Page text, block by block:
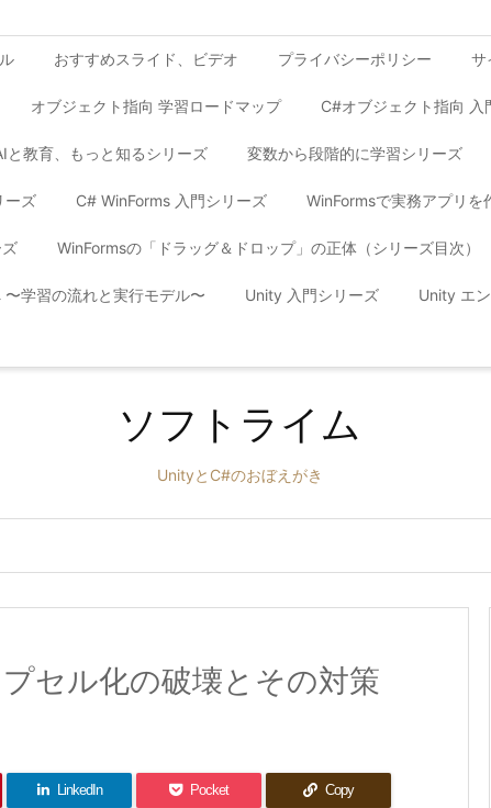
おすすめスライド、ビデオ プライバシーポリシー サ
オブジェクト指向 学習ロードマップ C#オブジェクト指向 入
と教育、もっと知るシリーズ 変数から段階的に学習シリーズ
ーズ C# WinForms 入門シリーズ WinFormsで実務アプリを
WinFormsの「ドラッグ＆ドロップ」の正体（シリーズ目次）
学習の流れと実行モデル〜 Unity 入門シリーズ Unity エ
ソフトライム
UnityとC#のおぼえがき
セル化の破壊とその対策
LinkedIn Pocket Copy